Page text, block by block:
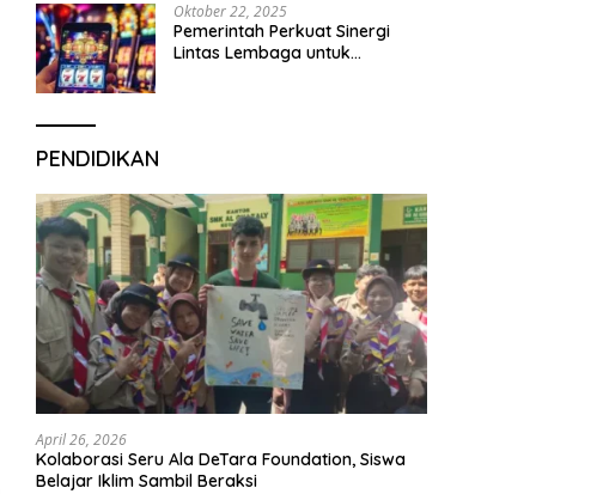
Oktober 22, 2025
Pemerintah Perkuat Sinergi
Lintas Lembaga untuk
PENDIDIKAN
April 26, 2026
Kolaborasi Seru Ala DeTara Foundation, Siswa
Belajar Iklim Sambil Beraksi